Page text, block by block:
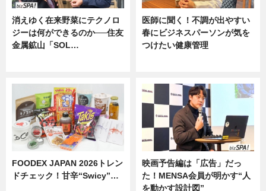
消えゆく在来野菜にテクノロ
ジーは何ができるのか──住友
金属鉱山「SOL…
医師に聞く！不調が出やすい
春にビジネスパーソンが気を
つけたい健康管理
FOODEX JAPAN 2026トレン
ドチェック！甘辛“Swicy”…
映画予告編は「広告」だっ
た！MENSA会員が明かす“人
を動かす設計図”